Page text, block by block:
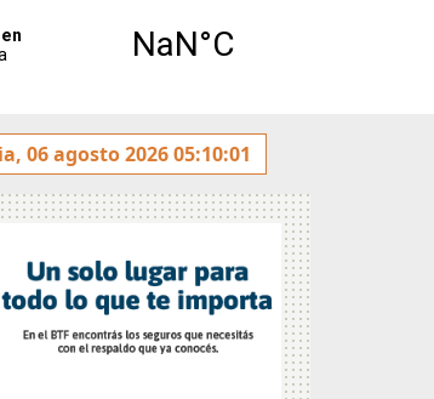
Tierra del Fuego presentó la Plataforma
06 agosto 2026 05:10:01